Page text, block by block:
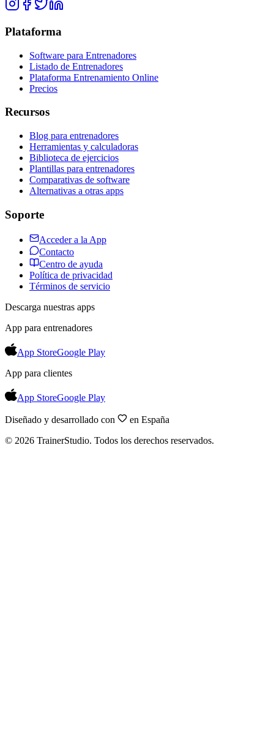
Plataforma
Software para Entrenadores
Listado de Entrenadores
Plataforma Entrenamiento Online
Precios
Recursos
Blog para entrenadores
Herramientas y calculadoras
Biblioteca de ejercicios
Plantillas para entrenadores
Comparativas de software
Alternativas a otras apps
Soporte
Acceder a la App
Contacto
Centro de ayuda
Política de privacidad
Términos de servicio
Descarga nuestras apps
App para entrenadores
App StoreGoogle Play
App para clientes
App StoreGoogle Play
Diseñado y desarrollado con
en España
© 2026 TrainerStudio. Todos los derechos reservados.